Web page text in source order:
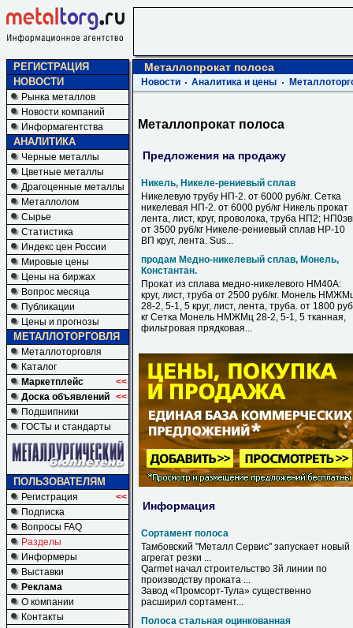
РЕГИСТРАЦИЯ
НОВОСТИ
Рынка металлов
Новости компаний
Информагентства
АНАЛИТИКА
Черные металлы
Цветные металлы
Драгоценные металлы
Металлолом
Сырье
Статистика
Индекс цен России
Мировые цены
Цены на биржах
Вопрос месяца
Публикации
Цены и прогнозы
МЕТАЛЛОТОРГОВЛЯ
Металлоторговля
Каталог
Маркетплейс
<<
Доска объявлений <<
Подшипники
ГОСТы и стандарты
ПОЛЬЗОВАТЕЛЯМ
Регистрация
<<
Подписка
Вопросы FAQ
Разделы
Информеры
Выставки
Реклама
О компании
Контакты
Металлопрокат полоса
Новости Аналитика и цены
Металлопрокат полоса
Предложения на продажу
Никель, Никеле-рениевый сплав
Никелевую трубу НП-2. от 6000 руб/кг. Сетка
никелевая НП-2. от 6000 руб/кг Никель прокат
лента, лист, круг, проволока, труба НП2;
от 3500 руб/кг Никеле-рениевый сплав НР-10
ВП круг, лента. Sus...
продам Медно-никелевый сплав, Монель,
Константан.
Прокат из сплава медно-никелевого НМ40А:
круг, лист, труба от 2500 руб/кг. Монель
28-2, 5-1, 5 круг, лист, лента, труба. от 1800
кг Сетка Монель НМЖМц 28-2, 5-1, 5 тканная,
фильтровая прядковая...
Информация
Сортамент полоса
Тамбовский "Металл Сервис" запускает новый
агрегат резки ...
Qarmet начал строительство 3й линии по
производству проката ...
Завод «Промсорт-Тула» существенно
расширил сортамент...
Полоса стальная оцинкованная